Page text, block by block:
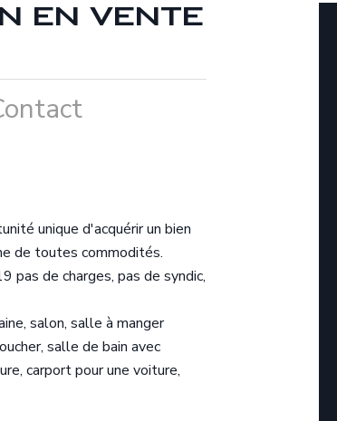
EN VENTE
unique d'acquérir un bien
de toutes commodités.
pas de charges, pas de syndic,
salon, salle à manger
salle de bain avec
carport pour une voiture,